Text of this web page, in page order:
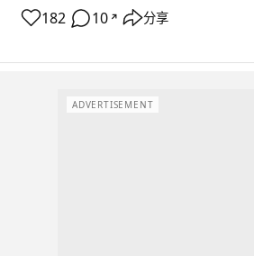
182 10 ↗ 分享
ADVERTISEMENT